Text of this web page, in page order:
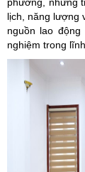
lịch, năng lượng
nguồn lao
nghiệm trong